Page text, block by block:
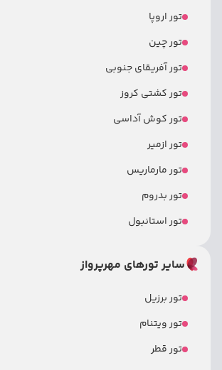
تور اروپا
تور چین
تور آفریقای جنوبی
تور کشتی کروز
تور کوش آداسی
تور ازمیر
تور مارماریس
تور بدروم
تور استانبول
سایر تورهای مهرپرواز
تور برزیل
تور ویتنام
تور قطر